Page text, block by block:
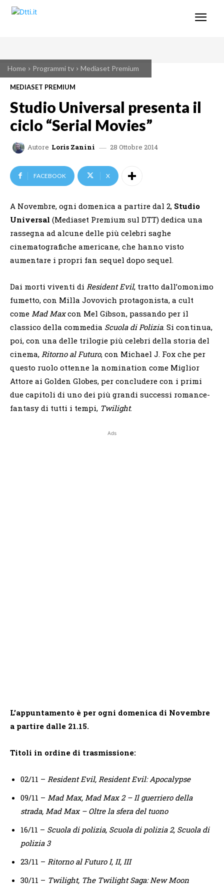
Home Programmi tv Mediaset Premium
MEDIASET PREMIUM
Studio Universal presenta il
ciclo “Serial Movies”
Autore Loris Zanini 28 Ottobre 2014
FACEBOOK X
A Novembre, ogni domenica a partire dal 2, Studio
Universal (Mediaset Premium sul DTT) dedica una
rassegna ad alcune delle più celebri saghe
cinematografiche americane, che hanno visto
aumentare i propri fan sequel dopo sequel.
Dai morti viventi di Resident Evil, tratto dall’omonimo
fumetto, con Milla Jovovich protagonista, a cult
come Mad Maxcon Mel Gibson, passando per il
classico della commedia Scuola di Polizia. Si continua,
poi, con una delle trilogie più celebri della storia del
cinema, Ritorno al Futuro, con Michael J. Fox che per
questo ruolo ottenne la nomination come Miglior
Attore ai Golden Globes, per concludere con i primi
due capitoli di uno dei più grandi successi romance-
fantasy di tutti i tempi, Twilight.
Ads
L’appuntamento è per ogni domenica di Novembre
a partire dalle 21.15.
Titoli in ordine di trasmissione:
02/11 – Resident Evil, Resident Evil: Apocalypse
09/11 – Mad Max, Mad Max 2 – Il guerriero della
strada, Mad Max – Oltre la sfera del tuono
16/11 – Scuola di polizia, Scuola di polizia 2, Scuola di
polizia 3
23/11 – Ritorno al Futuro I, II, III
30/11 – Twilight, The Twilight Saga: New Moon